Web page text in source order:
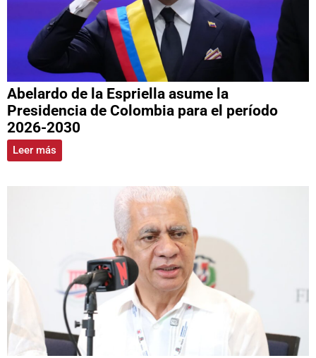
Abelardo de la Espriella asume la
Presidencia de Colombia para el período
2026-2030
Leer más